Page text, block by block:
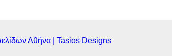
Αθήνα | Tasios Designs